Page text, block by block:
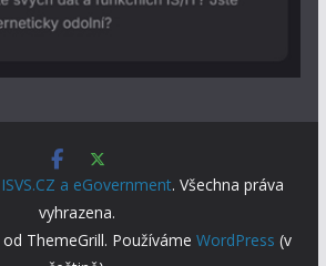
ISVS.CZ a eGovernment. Všechna práva
vyhrazena.
od ThemeGrill. PoužívámeWordPress (v